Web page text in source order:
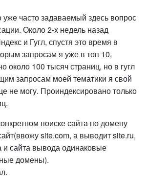
часто задаваемый здесь вопрос
Около 2-х недель назад
и Гугл, спустя это время в
запросам я уже в топ 10,
около 100 тысяч страниц, но в гугл
запросам моей тематики я свой
не могу. Проиндексировано только
поиске сайта по домену
site.com, а выводит site.ru,
и сайта вывода одинаковые
домены).